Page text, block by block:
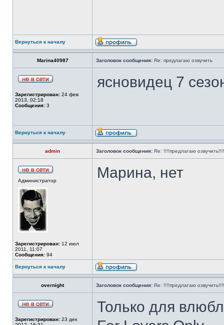
Вернуться к началу
Marina40987 Заголовок сообщения: Re: предлагаю озвучить
Зарегистрирован: 24 фев
2013, 02:18
Сообщения: 3
ясновидец 7
Вернуться к началу
admin Заголовок сообщения: Re: !!!!предлагаю озвучить!!!!
Администратор
Зарегистрирован: 12 июл
2011, 11:07
Сообщения: 94
Марина, нет
Вернуться к началу
overnight Заголовок сообщения: Re: !!!!предлагаю озвучить!!!!
Зарегистрирован: 23 дек
Только для